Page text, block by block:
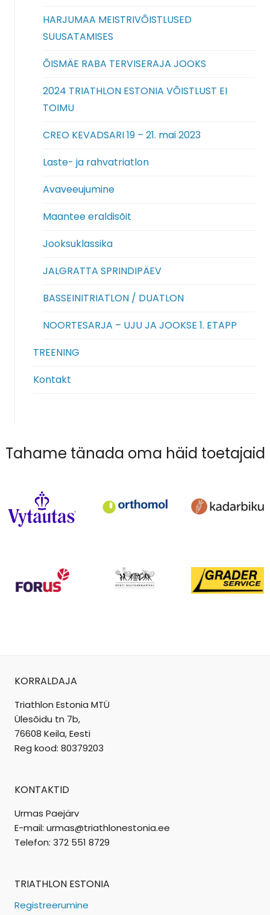
HARJUMAA MEISTRIVÕISTLUSED
SUUSATAMISES
ÕISMÄE RABA TERVISERAJA JOOKS
2024 TRIATHLON ESTONIA VÕISTLUST EI
TOIMU
CREO KEVADSARI 19 – 21. mai 2023
Laste- ja rahvatriatlon
Avaveeujumine
Maantee eraldisõit
Jooksuklassika
JALGRATTA SPRINDIPÄEV
BASSEINITRIATLON / DUATLON
NOORTESARJA – UJU JA JOOKSE 1. ETAPP
TREENING
Kontakt
Tahame tänada oma häid toetajaid
KORRALDAJA
Triathlon Estonia MTÜ
Ülesõidu tn 7b,
76608 Keila, Eesti
Reg kood: 80379203
KONTAKTID
Urmas Paejärv
E-mail: urmas@triathlonestonia.ee
Telefon: 372 551 8729
TRIATHLON ESTONIA
Registreerumine